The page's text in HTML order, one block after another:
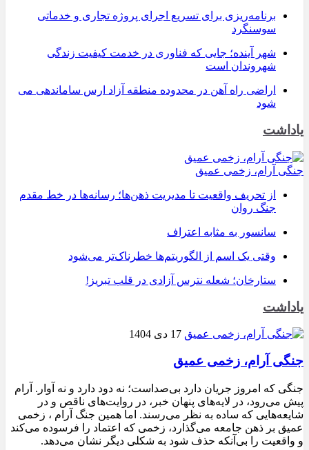
برنامه‌ریزی برای تسریع اجرای پروژه تجاری و خدماتی
سوسنگرد
شهر آینده؛ جایی که فناوری در خدمت کیفیت زندگی
شهروندان است
اراضی راه آهن در محدوده منطقه آزاد ارس ساماندهی می
شود
یاداشت
جنگی آرام، زخمی عمیق
از تحریف واقعیت تا مدیریت ذهن‌ها؛ رسانه‌ها در خط مقدم
جنگ روان
سانسور به مثابه اعتراف
وقتی یک اسم از الگوریتم‌ها خطرناک‌تر می‌شود
ستارخان؛ شعله نترس آزادی در قلب تبریز!
یاداشت
17 دی 1404
جنگی آرام، زخمی عمیق
جنگی که امروز جریان دارد بی‌صداست؛ نه دود دارد و نه آوار. آرام
پیش می‌رود، در لایه‌های پنهان خبر، در روایت‌های ناقص و در
شایعه‌هایی که ساده به نظر می‌رسند. اما همین جنگ آرام ، زخمی
عمیق بر ذهن جامعه می‌گذارد، زخمی که اعتماد را فرسوده می‌کند
و واقعیت را بی‌آنکه حذف شود به شکلی دیگر نشان می‌دهد.